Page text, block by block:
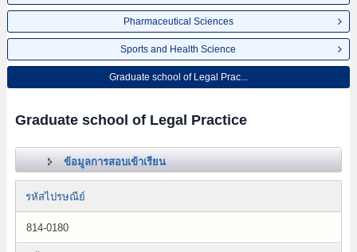
Pharmaceutical Sciences
Sports and Health Science
Graduate school of Legal Prac...
Graduate school of Legal Practice
ข้อมูลการสอบเข้าเรียน
รหัสไปรษณีย์
814-0180